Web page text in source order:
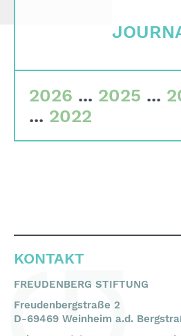
2026 ... 2025 ...
... 2022
KONTAKT
FREUDENBERG STIFTUNG
Freudenbergstraße 2
D-69469 Weinheim a.d.
Team
Finanzdaten